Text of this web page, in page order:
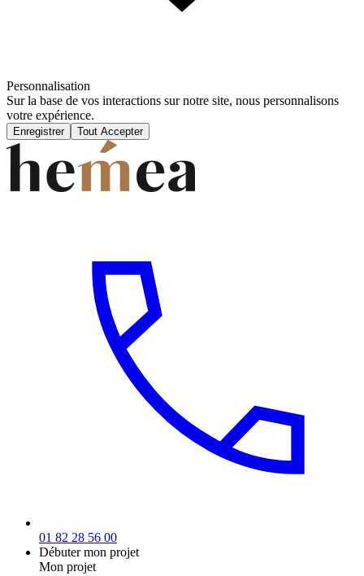
Personnalisation
Sur la base de vos interactions sur notre site, nous personnalisons
votre expérience.
Enregistrer Tout Accepter
01 82 28 56 00
Débuter mon projet
Mon projet